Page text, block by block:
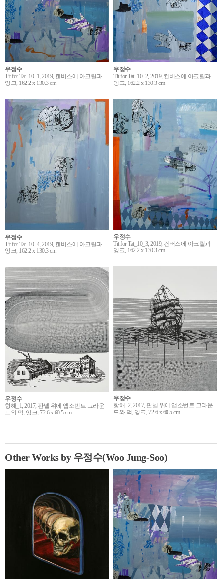
우정수
Tit for Tat_10_1, 2019, 캔버스에 아크릴과
잉크, 162.2 x 130.3 cm
우정수
Tit for Tat_10_2, 2019, 캔버스에 아크릴과
잉크, 162.2 x 130.3 cm
우정수
Tit for Tat_10_3, 2019, 캔버스에 아크릴과
잉크, 162.2 x 130.3 cm
우정수
Tit for Tat_10_4, 2019, 캔버스에 아크릴과
잉크, 162.2 x 130.3 cm
우정수
항해_1, 2017, 판넬 위에 앱소번트 그라운
드와 먹, 잉크, 72.6 x 60.5 cm
우정수
항해_2, 2017, 판넬 위에 앱소번트 그라운
드와 먹, 잉크, 72.6 x 60.5 cm
Other Works by 우정수(Woo Jung-Soo)